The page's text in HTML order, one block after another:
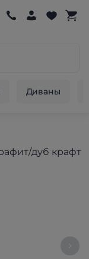
Диваны